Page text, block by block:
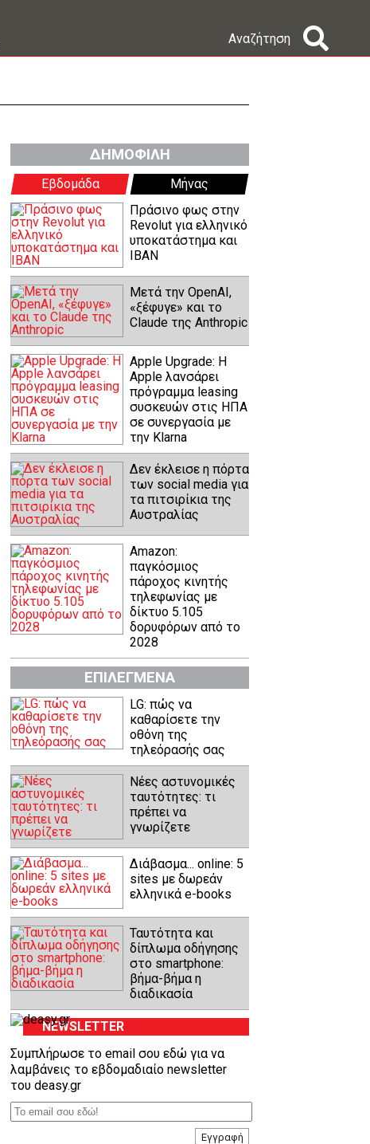
Αναζήτηση
ΔΗΜΟΦΙΛΗ
Εβδομάδα
Μήνας
Πράσινο φως στην
Revolut για ελληνικό
υποκατάστημα και
IBAN
Μετά την OpenAI,
«ξέφυγε» και το
Claude της Anthropic
Apple Upgrade: Η
Apple λανσάρει
πρόγραμμα leasing
συσκευών στις ΗΠΑ
σε συνεργασία με
την Klarna
Δεν έκλεισε η πόρτα
των social media για
τα πιτσιρίκια της
Αυστραλίας
Amazon:
παγκόσμιος
πάροχος κινητής
τηλεφωνίας με
δίκτυο 5.105
δορυφόρων από το
2028
ΕΠΙΛΕΓΜΕΝΑ
LG: πώς να
καθαρίσετε την
οθόνη της
τηλεόρασής σας
Νέες αστυνομικές
ταυτότητες: τι
πρέπει να
γνωρίζετε
Διάβασμα... online: 5
sites με δωρεάν
ελληνικά e-books
Ταυτότητα και
δίπλωμα οδήγησης
στο smartphone:
βήμα-βήμα η
διαδικασία
NEWSLETTER
Συμπλήρωσε το email σου εδώ για να
λαμβάνεις το εβδομαδιαίο newsletter
του deasy.gr
Εγγραφή